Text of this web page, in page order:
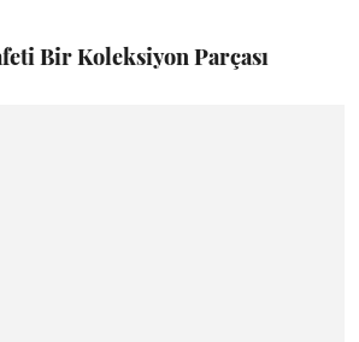
Bir Koleksiyon Parçası